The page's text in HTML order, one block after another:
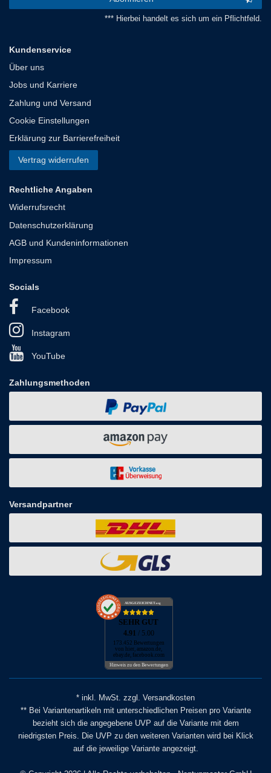
*** Hierbei handelt es sich um ein Pflichtfeld.
Kundenservice
Über uns
Jobs und Karriere
Zahlung und Versand
Cookie Einstellungen
Erklärung zur Barrierefreiheit
Vertrag widerrufen
Rechtliche Angaben
Widerrufsrecht
Datenschutzerklärung
AGB und Kundeninformationen
Impressum
Socials
Facebook
Instagram
YouTube
Zahlungsmethoden
Versandpartner
AUSGEZEICHNET.org
SEHR GUT
4.91 / 5.00
173.452 Bewertungen
von hier, amazon.de,
ebay.de, facebook.com
Hinweis zu den Bewertungen
* inkl. MwSt. zzgl. Versandkosten
** Bei Variantenartikeln mit unterschiedlichen Preisen pro Variante
bezieht sich die angegebene UVP auf die Variante mit dem
niedrigsten Preis. Die UVP zu den weiteren Varianten wird bei Klick
auf die jeweilige Variante angezeigt.